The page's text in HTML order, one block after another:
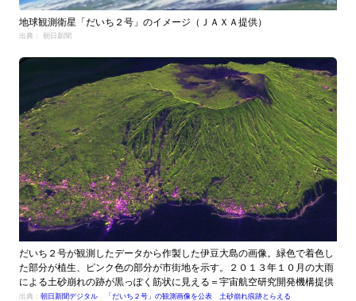
地球観測衛星「だいち２号」のイメージ（ＪＡＸＡ提供）
出典： 朝日新聞
だいち２号が観測したデータから作製した伊豆大島の画像。緑色で着色し
た部分が植生、ピンク色の部分が市街地を示す。２０１３年１０月の大雨
による土砂崩れの跡が黒っぽく筋状に見える＝宇宙航空研究開発機構提供
出典： 朝日新聞デジタル 「だいち２号」の観測画像を公表 土砂崩れ痕跡とらえる